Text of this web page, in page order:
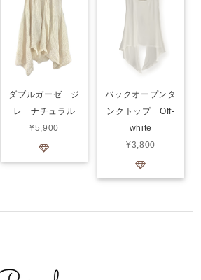
ダブルガーゼ ジ
レ ナチュラル
¥5,900
バックオープンタ
ンクトップ Off-
white
¥3,800